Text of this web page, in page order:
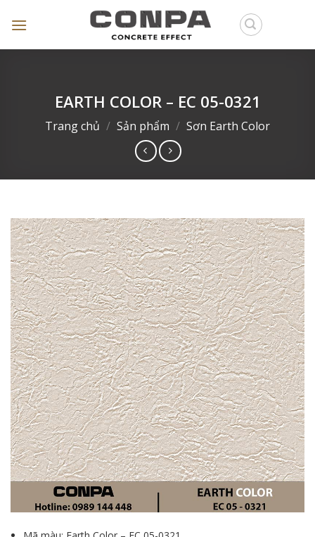
EARTH COLOR – EC 05-0321
Trang chủ / Sản phẩm / Sơn Earth Color